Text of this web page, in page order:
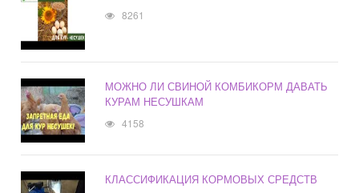
8261
МОЖНО ЛИ СВИНОЙ КОМБИКОРМ ДАВАТЬ
КУРАМ НЕСУШКАМ
4158
КЛАССИФИКАЦИЯ КОРМОВЫХ СРЕДСТВ